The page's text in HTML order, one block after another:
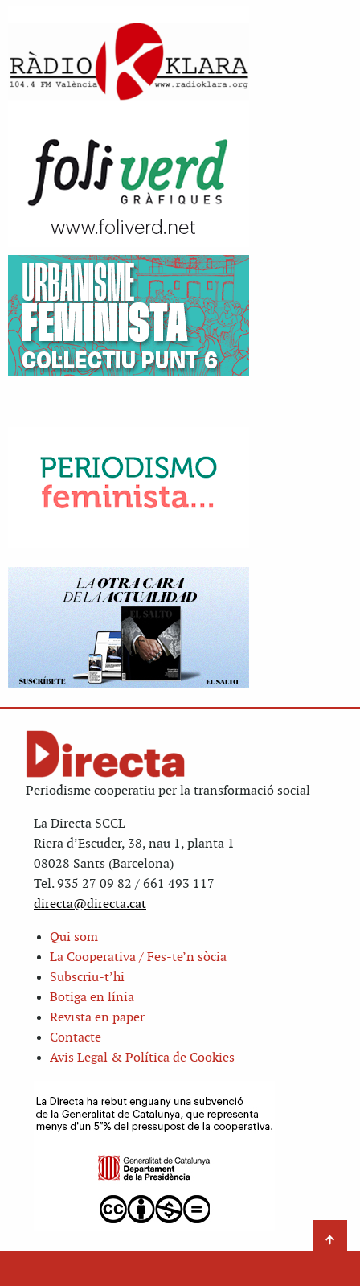
Periodisme cooperatiu per la transformació social
La Directa SCCL
Riera d’Escuder, 38, nau 1, planta 1
08028 Sants (Barcelona)
Tel. 935 27 09 82 / 661 493 117
directa@directa.cat
Qui som
La Cooperativa / Fes-te’n sòcia
Subscriu-t’hi
Botiga en línia
Revista en paper
Contacte
Avis Legal & Política de Cookies